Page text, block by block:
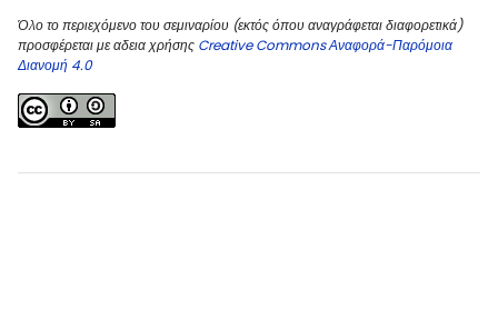
Όλο το περιεχόμενο του σεμιναρίου (εκτός όπου αναγράφεται διαφορετικά)
προσφέρεται με αδεια χρήσης Creative Commons Αναφορά-Παρόμοια
Διανομή 4.0